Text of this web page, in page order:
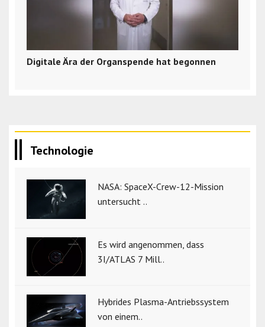
Digitale Ära der Organspende hat begonnen
Technologie
NASA: SpaceX-Crew-12-Mission
untersucht ..
Es wird angenommen, dass
3I/ATLAS 7 Mill..
Hybrides Plasma-Antriebssystem
von einem..